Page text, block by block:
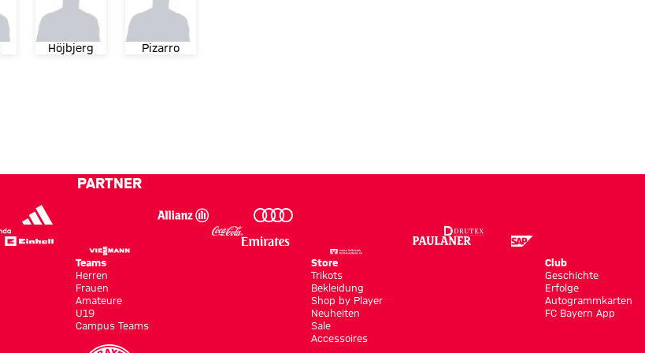
Höjbjerg Pizarro
PARTNER
Teams
Herren
Frauen
Amateure
U19
Campus Teams
Store
Trikots
Bekleidung
Shop by Player
Neuheiten
Sale
Accessoires
Club
Geschichte
Erfolge
Autogrammkarten
FC Bayern App